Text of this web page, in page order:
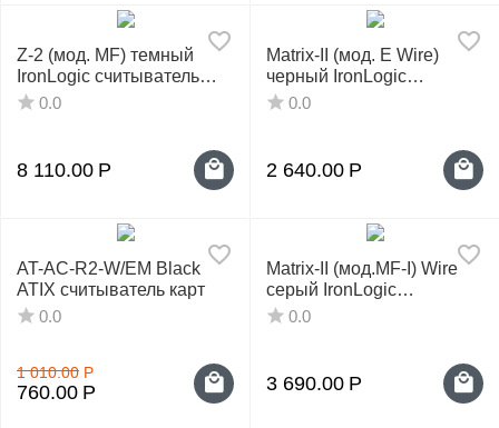
Z-2 (мод. MF) темный
IronLogic считыватель
настольный
0.0
8 110.00 Р
Matrix-II (мод. E Wire)
черный IronLogic
считыватель
0.0
2 640.00 Р
AT-AC-R2-W/EM Black
ATIX считыватель карт
0.0
1 010.00 Р
760.00 Р
Matrix-II (мод.MF-I) Wire
серый IronLogic
считыватель
0.0
3 690.00 Р